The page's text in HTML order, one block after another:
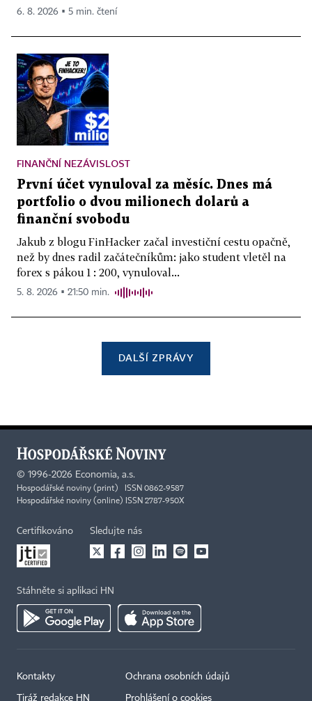
6. 8. 2026 ▪ 5 min. čtení
FINANČNÍ NEZÁVISLOST
První účet vynuloval za měsíc. Dnes má
portfolio o dvou milionech dolarů a
finanční svobodu
Jakub z blogu FinHacker začal investiční cestu opačně,
než by dnes radil začátečníkům: jako student vletěl na
forex s pákou 1 : 200, vynuloval...
5. 8. 2026 ▪ 21:50 min.
DALŠÍ ZPRÁVY
© 1996-2026 Economia, a.s.
Hospodářské noviny (print) ISSN 0862-9587
Hospodářské noviny (online) ISSN 2787-950X
Certifikováno Sledujte nás
Stáhněte si aplikaci HN
Kontakty
Tiráž redakce HN
Ochrana osobních údajů
Prohlášení o cookies